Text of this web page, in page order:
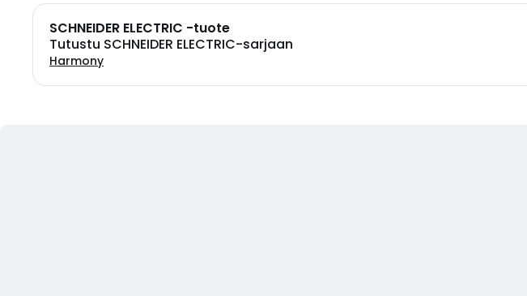
SCHNEIDER ELECTRIC -tuote
Tutustu SCHNEIDER ELECTRIC-sarjaan
Harmony